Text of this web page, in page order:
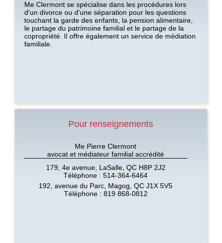
Me Clermont se spécialise dans les procédures lors
d'un divorce ou d'une séparation pour les questions
touchant la garde des enfants, la pension alimentaire,
le partage du patrimoine familial et le partage de la
copropriété. Il offre également un service de médiation
familiale.
Pour renseignements
Me Pierre Clermont
avocat et médiateur familial accrédité
179, 4e avenue, LaSalle, QC H8P 2J2
Téléphone : 514-364-6464
192, avenue du Parc, Magog, QC J1X 5V5
Téléphone : 819 868-0812